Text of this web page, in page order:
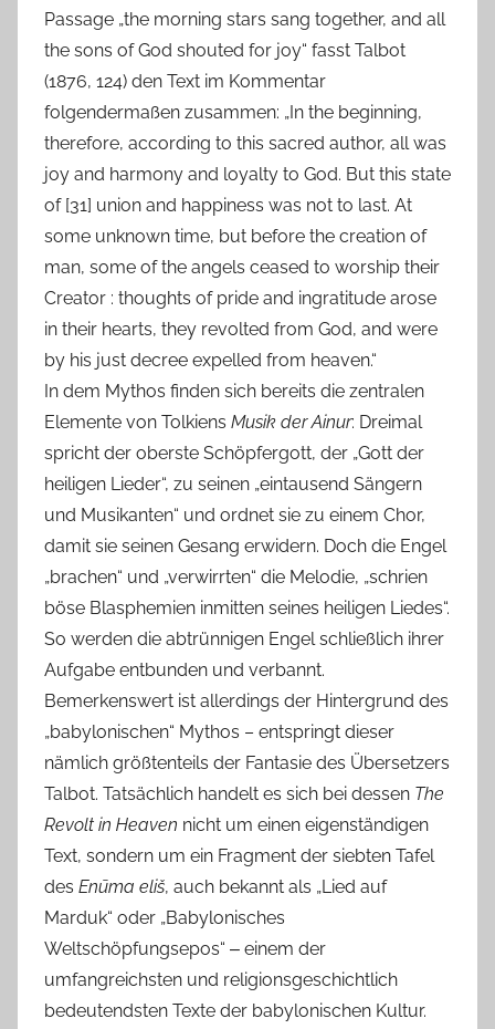
Passage „the morning stars sang together, and all
the sons of God shouted for joy“ fasst Talbot
(1876, 124) den Text im Kommentar
folgendermaßen zusammen: „In the beginning,
therefore, according to this sacred author, all was
joy and harmony and loyalty to God. But this state
of [31] union and happiness was not to last. At
some unknown time, but before the creation of
man, some of the angels ceased to worship their
Creator : thoughts of pride and ingratitude arose
in their hearts, they revolted from God, and were
by his just decree expelled from heaven.“
In dem Mythos finden sich bereits die zentralen
Elemente von Tolkiens Musik der Ainur: Dreimal
spricht der oberste Schöpfergott, der „Gott der
heiligen Lieder“, zu seinen „eintausend Sängern
und Musikanten“ und ordnet sie zu einem Chor,
damit sie seinen Gesang erwidern. Doch die Engel
„brachen“ und „verwirrten“ die Melodie, „schrien
böse Blasphemien inmitten seines heiligen Liedes“.
So werden die abtrünnigen Engel schließlich ihrer
Aufgabe entbunden und verbannt.
Bemerkenswert ist allerdings der Hintergrund des
„babylonischen“ Mythos – entspringt dieser
nämlich größtenteils der Fantasie des Übersetzers
Talbot. Tatsächlich handelt es sich bei dessen The
Revolt in Heaven nicht um einen eigenständigen
Text, sondern um ein Fragment der siebten Tafel
des Enūma eliš, auch bekannt als „Lied auf
Marduk“ oder „Babylonisches
Weltschöpfungsepos“ ‒ einem der
umfangreichsten und religionsgeschichtlich
bedeutendsten Texte der babylonischen Kultur.